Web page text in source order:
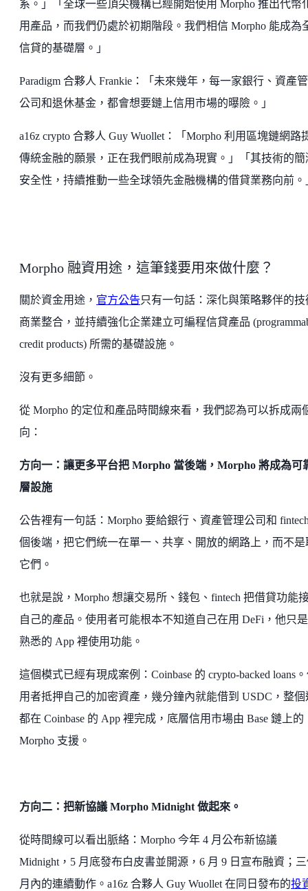
系。」「全球一些頂尖機構已經開始使用 Morpho 推出代幣
用產品，而我們仍處於初期階段。我們相信 Morpho 能成為
信貸的基礎層。」
Paradigm 合夥人 Frankie：「未來幾年，每一家銀行、資產
公司和退休基金，都會想要鏈上信用市場的曝險。」
a16z crypto 合夥人 Guy Wuollet：「Morpho 利用區塊鏈網路
傳統金融的願景，正在我們眼前成為現實。」「其技術的簡
安全性，持續推動一些全球領先金融機構的借貸業務向前。
Morpho 融資用途，這筆錢要用來做什麼？
關於資金用途， 官方公告只有一句話：深化與策略夥伴的技
商業整合，並持續強化企業建立可編程信貸產品
credit products) 所需的基礎設施。
沒有更多細節。
從 Morpho 的定位和產品時間線來看，我們認為可以拆成兩
向：
方向一：讓更多平台把 Morpho 當後端，Morpho 將成為可
層設施
公告裡有一句話：Morpho 要給銀行、資產管理公司和
個後端，把它們統一在單一、共享、開放的網路上，而不是
它們。
也就是說，Morpho 想讓交易所、錢包、fintech 把借貸功能
自己的產品。使用者可能根本不知道自己在用 DeFi，他只
熟悉的 App 裡使用功能。
這個模式已經有現成案例：Coinbase 的 crypto-backed loans
用者抵押自己的加密資產，幾分鐘內就能借到 USDC，整個
都在 Coinbase 的 App 裡完成，底層信用市場由 Base 鏈上的
Morpho 支援。
方向二：把新協議 Morpho Midnight 做起來。
從時間線可以看出脈絡：Morpho 今年 4 月公布新協議
Midnight，5 月底發布白皮書並開源，6 月 9 日宣布融資；
月內的連續動作。a16z 合夥人 Guy Wuollet 在同日發布的投